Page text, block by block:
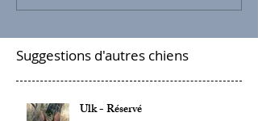
Suggestions d'autres chiens
Ulk - Réservé